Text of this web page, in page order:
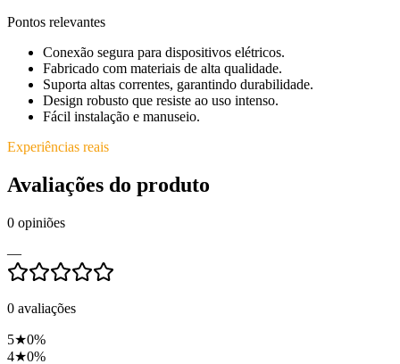
Pontos relevantes
Conexão segura para dispositivos elétricos.
Fabricado com materiais de alta qualidade.
Suporta altas correntes, garantindo durabilidade.
Design robusto que resiste ao uso intenso.
Fácil instalação e manuseio.
Experiências reais
Avaliações do produto
0 opiniões
—
0 avaliações
5★0%
4★0%